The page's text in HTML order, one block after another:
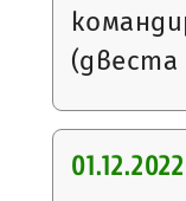
01.12.2022